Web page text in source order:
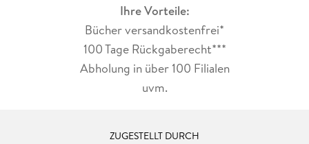
Ihre Vorteile:
Bücher versandkostenfrei*
100 Tage Rückgaberecht***
Abholung in über 100 Filialen
uvm.
ZUGESTELLT DURCH